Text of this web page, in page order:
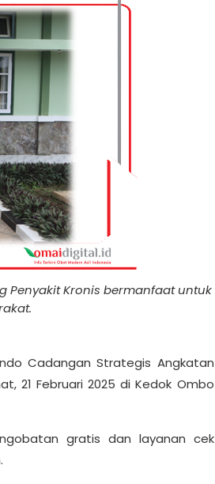
Penyakit Kronis bermanfaat untuk
Cadangan Strategis Angkatan
21 Februari 2025 di Kedok Ombo
gratis dan layanan cek